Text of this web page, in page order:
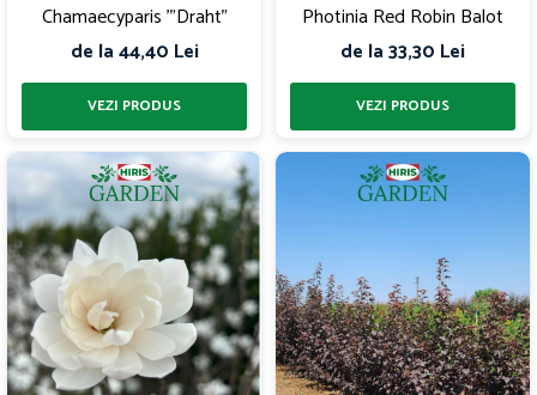
Chamaecyparis '"Draht"
de la 44,40 Lei
Photinia Red Robin Balot
de la 33,30 Lei